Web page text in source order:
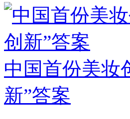
中国首份美妆
新”答案